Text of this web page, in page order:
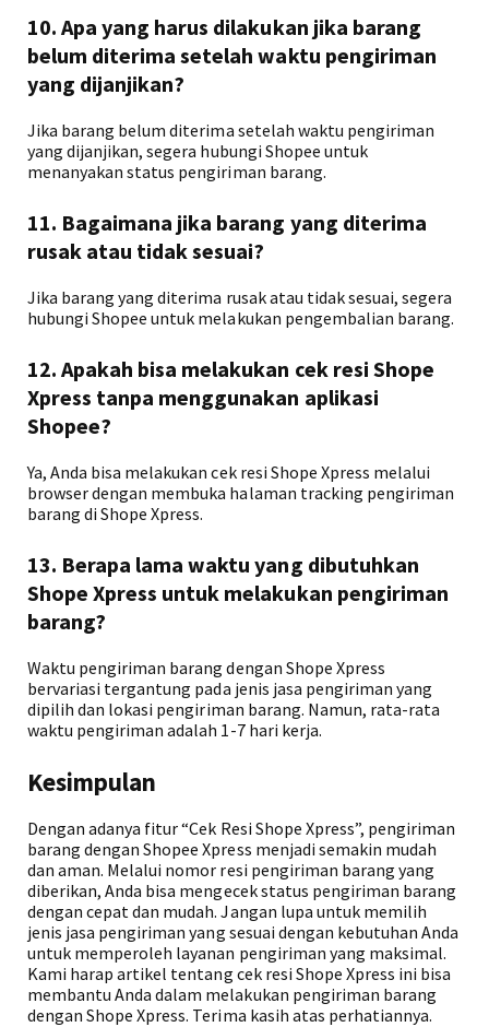
10. Apa yang harus dilakukan jika barang
belum diterima setelah waktu pengiriman
yang dijanjikan?
Jika barang belum diterima setelah waktu pengiriman
yang dijanjikan, segera hubungi Shopee untuk
menanyakan status pengiriman barang.
11. Bagaimana jika barang yang diterima
rusak atau tidak sesuai?
Jika barang yang diterima rusak atau tidak sesuai, segera
hubungi Shopee untuk melakukan pengembalian barang.
12. Apakah bisa melakukan cek resi Shope
Xpress tanpa menggunakan aplikasi
Shopee?
Ya, Anda bisa melakukan cek resi Shope Xpress melalui
browser dengan membuka halaman tracking pengiriman
barang di Shope Xpress.
13. Berapa lama waktu yang dibutuhkan
Shope Xpress untuk melakukan pengiriman
barang?
Waktu pengiriman barang dengan Shope Xpress
bervariasi tergantung pada jenis jasa pengiriman yang
dipilih dan lokasi pengiriman barang. Namun, rata-rata
waktu pengiriman adalah 1-7 hari kerja.
Kesimpulan
Dengan adanya fitur “Cek Resi Shope Xpress”, pengiriman
barang dengan Shopee Xpress menjadi semakin mudah
dan aman. Melalui nomor resi pengiriman barang yang
diberikan, Anda bisa mengecek status pengiriman barang
dengan cepat dan mudah. Jangan lupa untuk memilih
jenis jasa pengiriman yang sesuai dengan kebutuhan Anda
untuk memperoleh layanan pengiriman yang maksimal.
Kami harap artikel tentang cek resi Shope Xpress ini bisa
membantu Anda dalam melakukan pengiriman barang
dengan Shope Xpress. Terima kasih atas perhatiannya.